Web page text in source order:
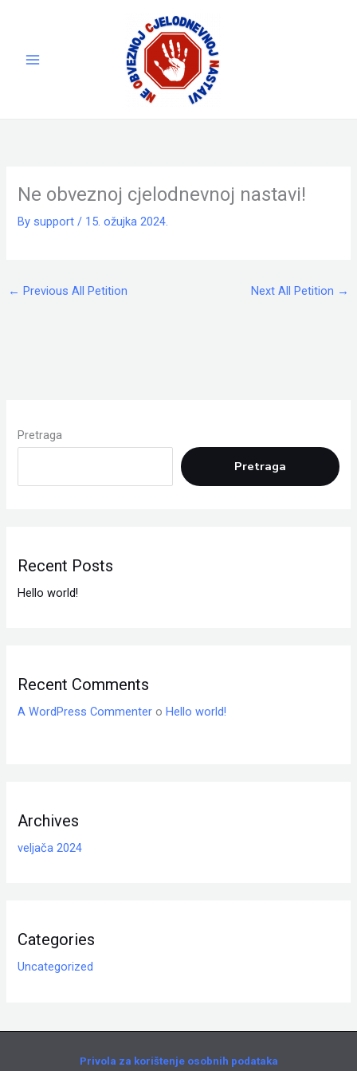
Ne obveznoj cjelodnevnoj nastavi!
By support/ 15. ožujka 2024.
← Previous All Petition Next All Petition →
Pretraga
Pretraga
Recent Posts
Hello world!
Recent Comments
A WordPress Commenter oHello world!
Archives
veljača 2024
Categories
Uncategorized
Privola za korištenje osobnih podataka